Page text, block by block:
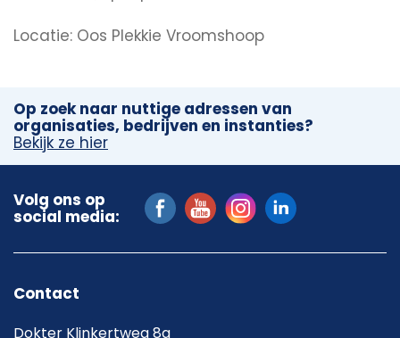
Locatie: Oos Plekkie Vroomshoop
Op zoek naar nuttige adressen van
organisaties, bedrijven en instanties?
Bekijk ze hier
Volg ons op
social media:
Contact
Dokter Klinkertweg 8a